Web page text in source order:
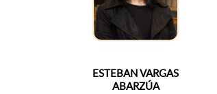
ESTEBAN VARGAS
ABARZÚA